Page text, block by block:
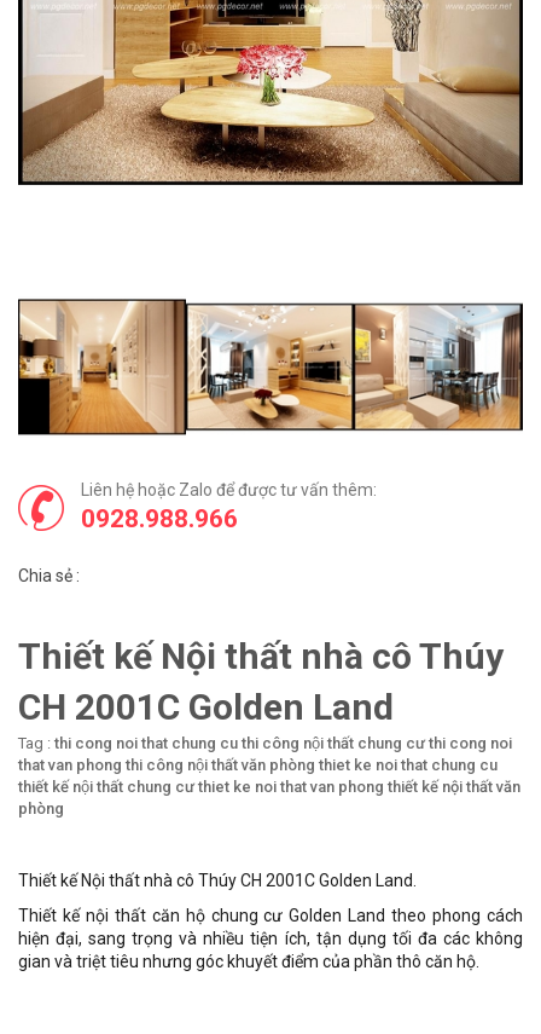
Liên hệ hoặc Zalo để được tư vấn thêm:
0928.988.966
Chia sẻ :
Thiết kế Nội thất nhà cô Thúy
CH 2001C Golden Land
Tag : thi cong noi that chung cu thi công nội thất chung cư thi cong noi
that van phong thi công nội thất văn phòng thiet ke noi that chung cu
thiết kế nội thất chung cư thiet ke noi that van phong thiết kế nội thất văn
phòng
Thiết kế Nội thất nhà cô Thúy CH 2001C Golden Land.
Thiết kế nội thất căn hộ chung cư Golden Land theo phong cách
hiện đại, sang trọng và nhiều tiện ích, tận dụng tối đa các không
gian và triệt tiêu nhưng góc khuyết điểm của phần thô căn hộ.